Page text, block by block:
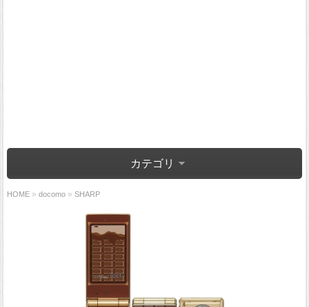
カテゴリ
HOME » docomo » SHARP